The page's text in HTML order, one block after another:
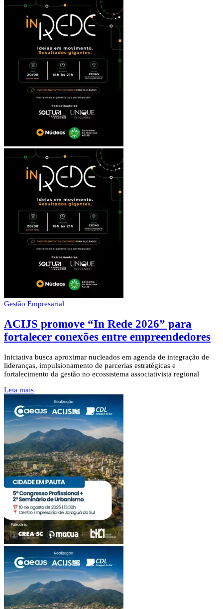
Gestão Empresarial
ACIJS promove “In Rede 2026” para
fortalecer conexões entre empreendedores
Iniciativa busca aproximar nucleados em agenda de integração de
lideranças, impulsionamento de parcerias estratégicas e
fortalecimento da gestão no ecossistema associativista regional
Leia mais